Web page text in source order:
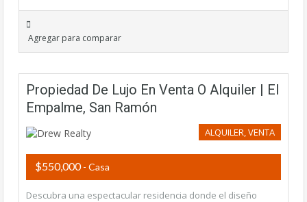
Agregar para comparar
Propiedad De Lujo En Venta O Alquiler | El
Empalme, San Ramón
ALQUILER, VENTA
$550,000- Casa
Descubra una espectacular residencia donde el diseño